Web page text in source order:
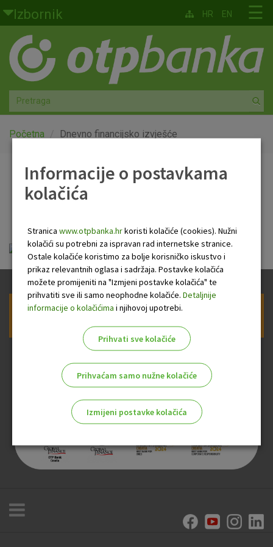
Skoči na glavni sadržaj
Izbornik
Građani
Privatno bankarstvo
Agro
Mala poduzeća i obrtnici
Globalna tržišta
O nama
☰
HR EN
Početna Dnevno financijsko izvješće
Dnevno financijsko
Dnevno financijsko izvješće.pdf
Prijava na newsletter OTP banke
Informacije o postavkama
kolačića
Stranica www.otpbanka.hrkoristi kolačiće (cookies). Nužni
kolačići su potrebni za ispravan rad internetske stranice.
Ostale kolačiće koristimo za bolje korisničko iskustvo i
prikaz relevantnih oglasa i sadržaja. Postavke kolačića
možete promijeniti na "Izmjeni postavke kolačića" te
prihvatiti sve ili samo neophodne kolačiće. Detaljnije
informacije o kolačićima i njihovoj upotrebi.
Prihvati sve kolačiće
Prihvaćam samo nužne kolačiće
Izmijeni postavke kolačića